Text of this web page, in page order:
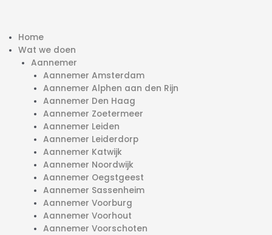
Home
Wat we doen
Aannemer
Aannemer Amsterdam
Aannemer Alphen aan den Rijn
Aannemer Den Haag
Aannemer Zoetermeer
Aannemer Leiden
Aannemer Leiderdorp
Aannemer Katwijk
Aannemer Noordwijk
Aannemer Oegstgeest
Aannemer Sassenheim
Aannemer Voorburg
Aannemer Voorhout
Aannemer Voorschoten